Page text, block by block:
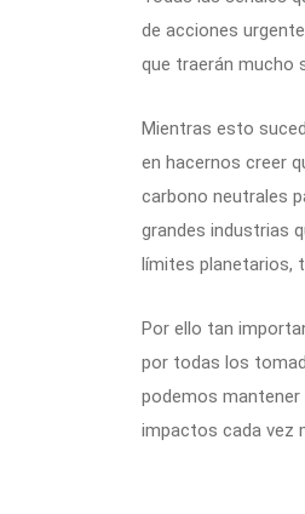
de acciones
que traerán mucho
Mientras esto
en hacernos creer
carbono neutrales
grandes industrias
límites planetarios,
Por ello tan
por todas los
podemos mantener
impactos cada vez